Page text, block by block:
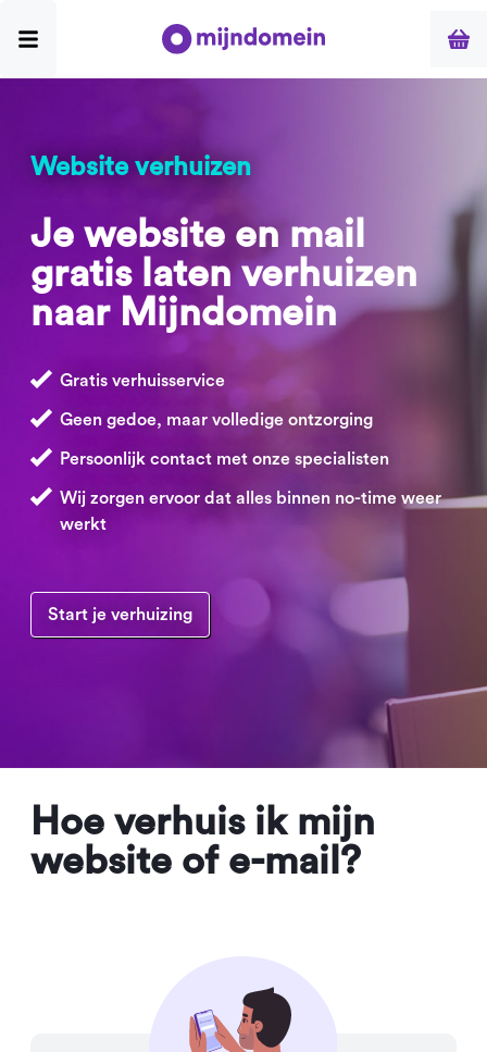
Website verhuizen
Je website en mail
gratis laten verhuizen
naar Mijndomein
Gratis verhuisservice
Geen gedoe, maar volledige ontzorging
Persoonlijk contact met onze specialisten
Wij zorgen ervoor dat alles binnen no-time weer
werkt
Start je verhuizing
Hoe verhuis ik mijn
website of e-mail?